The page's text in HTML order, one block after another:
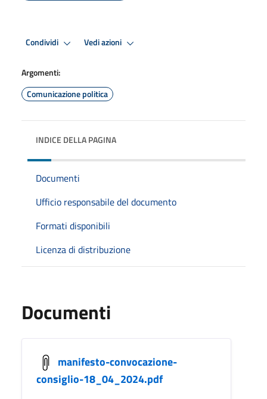
Condividi Vedi azioni
Argomenti:
Comunicazione politica
INDICE DELLA PAGINA
Documenti
Ufficio responsabile del documento
Formati disponibili
Licenza di distribuzione
Documenti
manifesto-convocazione-
consiglio-18_04_2024.pdf